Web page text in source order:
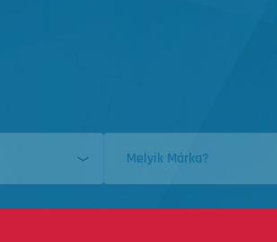
Melyik Márka?